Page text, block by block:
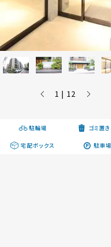
1 | 12
駐輪場 ゴミ置
宅配ボックス 駐車場